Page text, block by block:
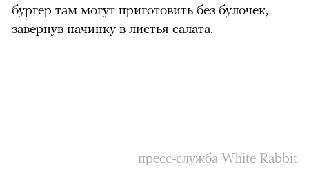
бургер там могут приготовить без булочек,
завернув начинку в листья салата.
пресс-служба White Rabbit